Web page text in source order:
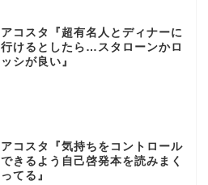
アコスタ『超有名人とディナーに
行けるとしたら…スタローンかロ
ッシが良い』
アコスタ『気持ちをコントロール
できるよう自己啓発本を読みまく
ってる』